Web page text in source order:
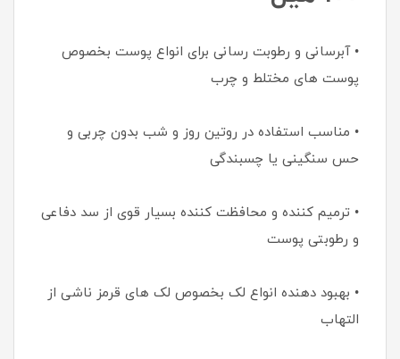
• آبرسانی و رطوبت رسانی برای انواع پوست بخصوص
پوست های مختلط و چرب
• مناسب استفاده در روتین روز و شب بدون چربی و
حس سنگینی یا چسبندگی
• ترمیم کننده و محافظت کننده بسیار قوی از سد دفاعی
و رطوبتی پوست
• بهبود دهنده انواع لک بخصوص لک های قرمز ناشی از
التهاب